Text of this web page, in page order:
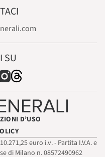
SU
D’USO
euro i.v. - Partita I.V.A. e
di Milano n. 08572490962